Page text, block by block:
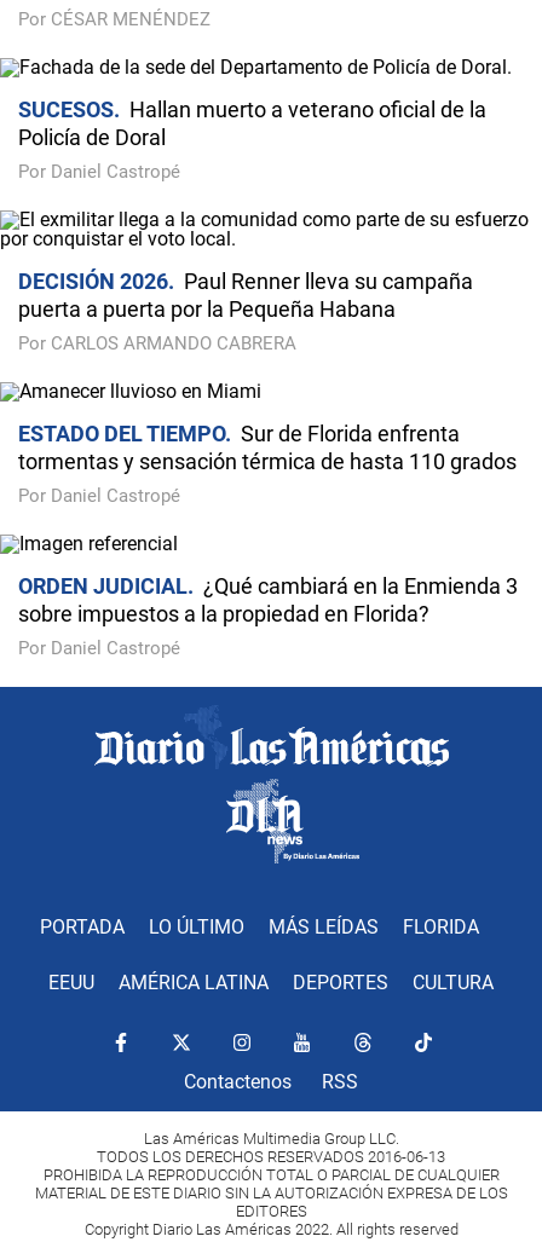
Por CÉSAR MENÉNDEZ
SUCESOS
Hallan muerto a veterano oficial de la
Policía de Doral
Por Daniel Castropé
DECISIÓN 2026
Paul Renner lleva su campaña
puerta a puerta por la Pequeña Habana
Por CARLOS ARMANDO CABRERA
ESTADO DEL TIEMPO
Sur de Florida enfrenta
tormentas y sensación térmica de hasta 110 grados
Por Daniel Castropé
ORDEN JUDICIAL
¿Qué cambiará en la Enmienda 3
sobre impuestos a la propiedad en Florida?
Por Daniel Castropé
PORTADA LO ÚLTIMO MÁS LEÍDAS FLORIDA
EEUU AMÉRICA LATINA DEPORTES CULTURA
Contactenos RSS
Las Américas Multimedia Group LLC.
TODOS LOS DERECHOS RESERVADOS 2016-06-13
PROHIBIDA LA REPRODUCCIÓN TOTAL O PARCIAL DE CUALQUIER
MATERIAL DE ESTE DIARIO SIN LA AUTORIZACIÓN EXPRESA DE LOS
EDITORES
Copyright Diario Las Américas 2022. All rights reserved